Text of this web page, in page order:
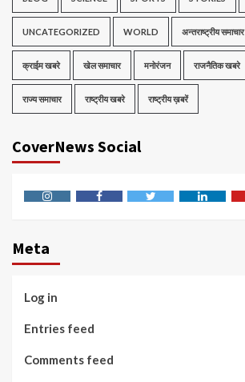
UNCATEGORIZED WORLD अन्तराष्ट्रीय समाचार
क्राईम खबरे खेल समाचार मनोरंजन राजनैतिक खबरे
राज्य समाचार राष्ट्रीय खबरे राष्ट्रीय ख़बरें
CoverNews Social
Meta
Log in
Entries feed
Comments feed